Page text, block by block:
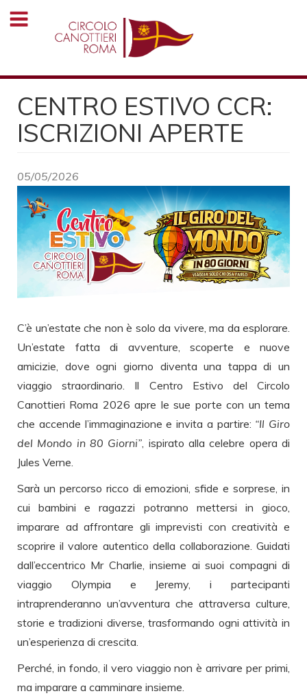
Salta
CENTRO ESTIVO CCR:
ISCRIZIONI APERTE
05/05/2026
C’è un’estate che non è solo da vivere, ma da esplorare.
Un’estate fatta di avventure, scoperte e nuove
amicizie, dove ogni giorno diventa una tappa di un
viaggio straordinario. Il Centro Estivo del Circolo
Canottieri Roma 2026 apre le sue porte con un tema
che accende l’immaginazione e invita a partire: “Il Giro
del Mondo in 80 Giorni” , ispirato alla celebre opera di
Jules Verne.
Sarà un percorso ricco di emozioni, sfide e sorprese, in
cui bambini e ragazzi potranno mettersi in gioco,
imparare ad affrontare gli imprevisti con creatività e
scoprire il valore autentico della collaborazione. Guidati
dall’eccentrico Mr Charlie, insieme ai suoi compagni di
viaggio Olympia e Jeremy, i partecipanti
intraprenderanno un’avventura che attraversa culture,
storie e tradizioni diverse, trasformando ogni attività in
un’esperienza di crescita.
Perché, in fondo, il vero viaggio non è arrivare per primi,
ma imparare a camminare insieme.